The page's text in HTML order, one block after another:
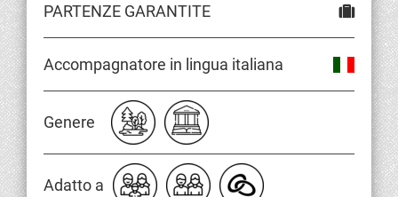
PARTENZE GARANTITE
Accompagnatore in lingua italiana
Genere
Adatto a